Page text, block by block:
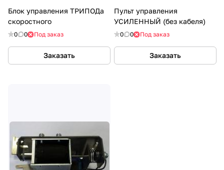
Блок управления ТРИПОДа
скоростного
0 0 Под заказ
Заказать
Пульт управления
УСИЛЕННЫЙ (без кабеля)
0 0 Под заказ
Заказать